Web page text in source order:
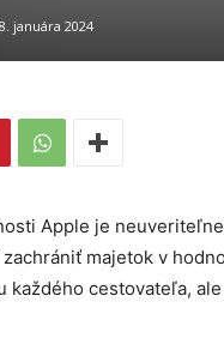
januára 2024
Apple je
majetok v
každého cestovateľa,